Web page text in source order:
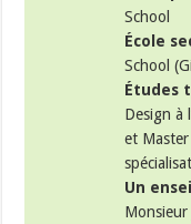
School
École
School
Études
Design à
et
Un
Monsieur